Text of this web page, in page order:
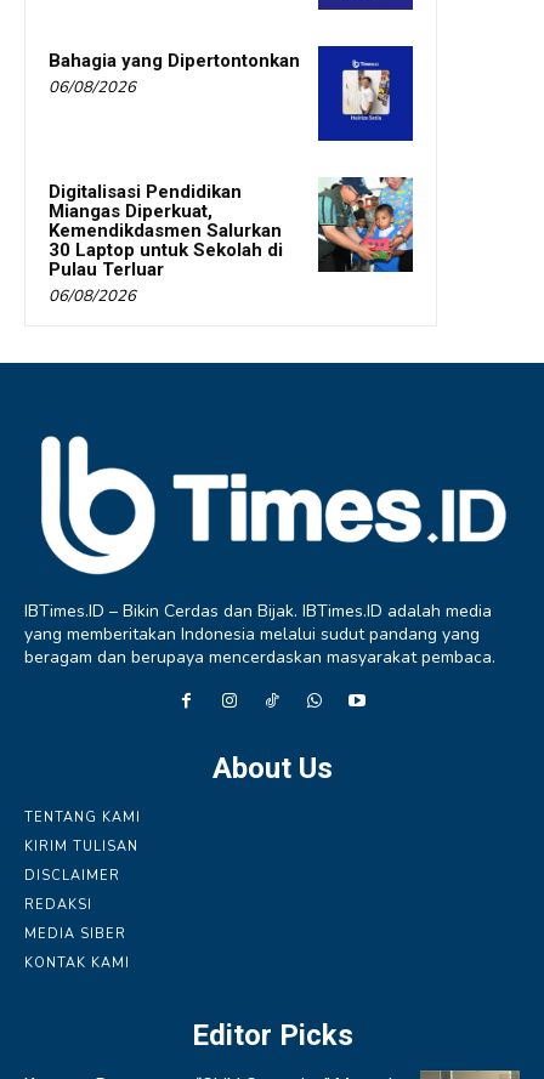
Bahagia yang Dipertontonkan
06/08/2026
Digitalisasi Pendidikan
Miangas Diperkuat,
Kemendikdasmen Salurkan
30 Laptop untuk Sekolah di
Pulau Terluar
06/08/2026
IBTimes.ID – Bikin Cerdas dan Bijak. IBTimes.ID adalah media
yang memberitakan Indonesia melalui sudut pandang yang
beragam dan berupaya mencerdaskan masyarakat pembaca.
About Us
TENTANG KAMI
KIRIM TULISAN
DISCLAIMER
REDAKSI
MEDIA SIBER
KONTAK KAMI
Editor Picks